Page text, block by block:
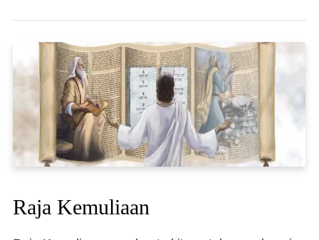
Raja Kemuliaan